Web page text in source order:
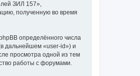
ЗИЛ 157»,
полученную во время
определённого числа
дальнейшем «user-id») и
просмотра одной из тем
работы с форумами.